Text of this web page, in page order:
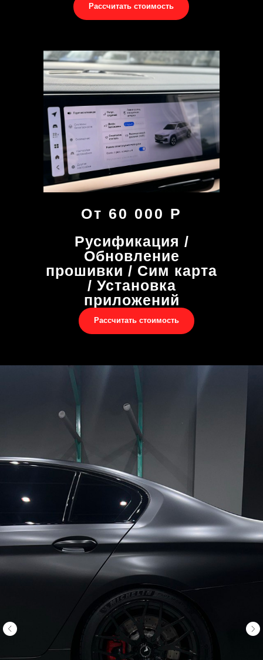
Русификация /
Обновление
прошивки / Сим карта
/ Установка
приложений
От 60 000 Р
Рассчитать стоимость
Рассчитать стоимость